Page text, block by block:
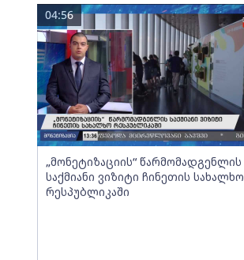
„მონეტიზაციის“ წარმომადგენლის
საქმიანი ვიზიტი ჩინეთის სახალხო
რესპუბლიკაში
04:56